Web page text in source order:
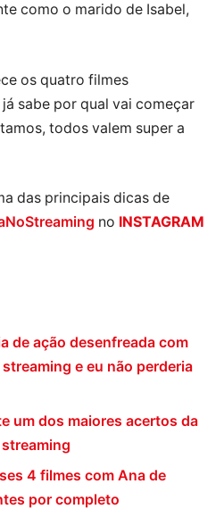
como o marido de Isabel,
os quatro filmes
sabe por qual vai começar
todos valem super a
das principais dicas de
no INSTAGRAM
de ação desenfreada com
e eu não perderia
um dos maiores acertos da
4 filmes com Ana de
por completo